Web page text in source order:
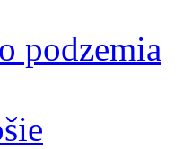
podzemia